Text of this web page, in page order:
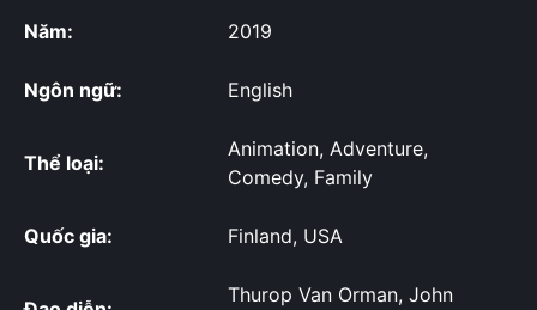
Năm: 2019
Ngôn ngữ: English
Thể loại:
Animation, Adventure,
Comedy, Family
Quốc gia: Finland, USA
Thurop Van Orman, John